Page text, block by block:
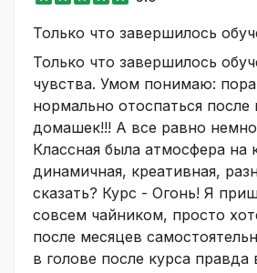
Только что завершилось
Только что завершилось
чувства. Умом понимаю: пора
нормально отоспаться после
домашек!!! А все равно
Классная была атмосфера на
динамичная, креативная,
сказать? Курс - Огонь! Я
совсем чайником, просто
после месяцев
в голове после курса правда